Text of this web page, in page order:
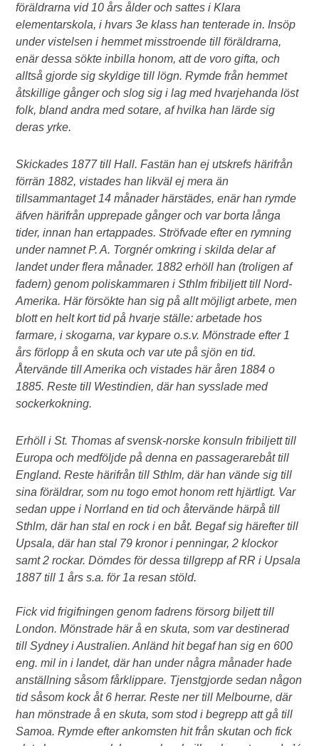
föräldrarna vid 10 års ålder och sattes i Klara
elementarskola, i hvars 3e klass han tenterade in. Insöp
under vistelsen i hemmet misstroende till föräldrarna,
enär dessa sökte inbilla honom, att de voro gifta, och
alltså gjorde sig skyldige till lögn. Rymde från hemmet
åtskillige gånger och slog sig i lag med hvarjehanda löst
folk, bland andra med sotare, af hvilka han lärde sig
deras yrke.
Skickades 1877 till Hall. Fastän han ej utskrefs härifrån
förrän 1882, vistades han likväl ej mera än
tillsammantaget 14 månader härstädes, enär han rymde
äfven härifrån upprepade gånger och var borta långa
tider, innan han ertappades. Ströfvade efter en rymning
under namnet P. A. Torgnér omkring i skilda delar af
landet under flera månader. 1882 erhöll han (troligen af
fadern) genom poliskammaren i Sthlm fribiljett till Nord-
Amerika. Här försökte han sig på allt möjligt arbete, men
blott en helt kort tid på hvarje ställe: arbetade hos
farmare, i skogarna, var kypare o.s.v. Mönstrade efter 1
års förlopp å en skuta och var ute på sjön en tid.
Återvände till Amerika och vistades här åren 1884 o
1885. Reste till Westindien, där han sysslade med
sockerkokning.
Erhöll i St. Thomas af svensk-norske konsuln fribiljett till
Europa och medföljde på denna en passagerarebåt till
England. Reste härifrån till Sthlm, där han vände sig till
sina föräldrar, som nu togo emot honom rett hjärtligt. Var
sedan uppe i Norrland en tid och återvände härpå till
Sthlm, där han stal en rock i en båt. Begaf sig härefter till
Upsala, där han stal 79 kronor i penningar, 2 klockor
samt 2 rockar. Dömdes för dessa tillgrepp af RR i Upsala
1887 till 1 års s.a. för 1a resan stöld.
Fick vid frigifningen genom fadrens försorg biljett till
London. Mönstrade här å en skuta, som var destinerad
till Sydney i Australien. Anländ hit begaf han sig en 600
eng. mil in i landet, där han under några månader hade
anställning såsom fårklippare. Tjenstgjorde sedan någon
tid såsom kock åt 6 herrar. Reste ner till Melbourne, där
han mönstrade å en skuta, som stod i begrepp att gå till
Samoa. Rymde efter ankomsten hit från skutan och fick